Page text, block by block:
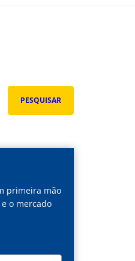
PESQUISAR
primeira mão
o mercado